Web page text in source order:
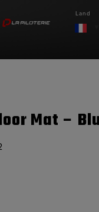
Land
Mat –